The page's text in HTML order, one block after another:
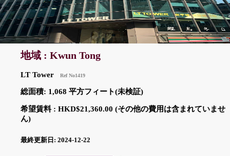
地域 : Kwun Tong
LT Tower Ref No1419
総面積: 1,068 平方フィート(未検証)
希望賃料 : HKD$21,360.00 (その他の費用は含まれていませ
ん)
最終更新日: 2024-12-22